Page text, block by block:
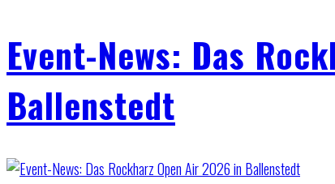
Event-News: Das
Ballenstedt